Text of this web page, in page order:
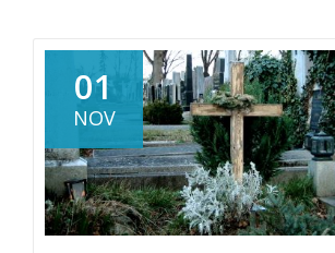
de
mis
camisetas
01
NOV